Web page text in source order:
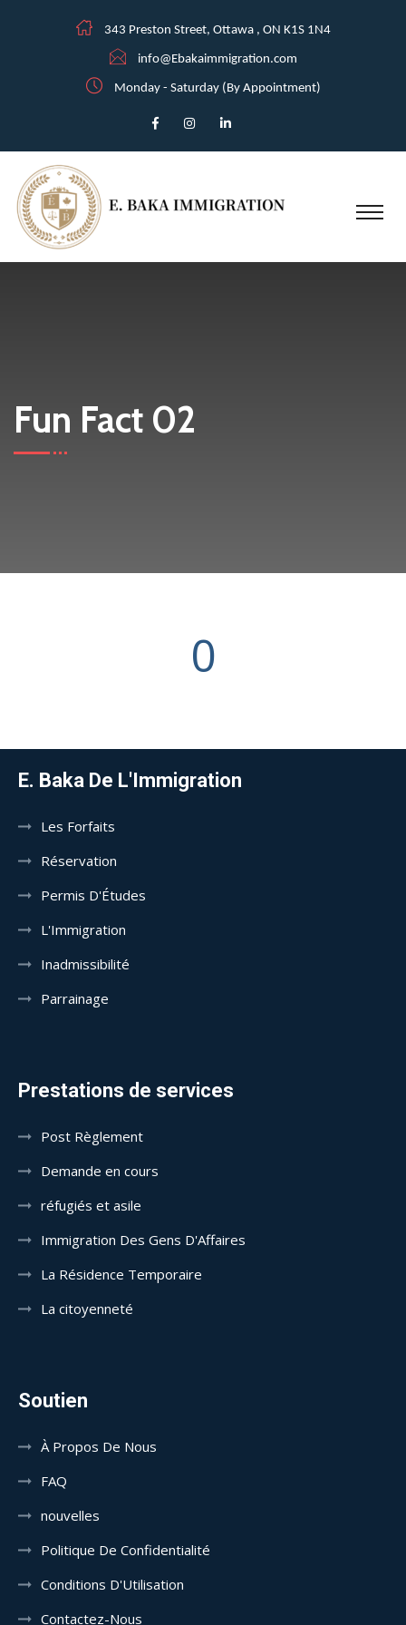
343 Preston Street, Ottawa , ON K1S 1N4
info@Ebakaimmigration.com
Monday - Saturday (By Appointment)
Fun Fact 02
0
E. Baka De L'Immigration
Les Forfaits
Réservation
Permis D'Études
L'Immigration
Inadmissibilité
Parrainage
Prestations de services
Post Règlement
Demande en cours
réfugiés et asile
Immigration Des Gens D'Affaires
La Résidence Temporaire
La citoyenneté
Soutien
À Propos De Nous
FAQ
nouvelles
Politique De Confidentialité
Conditions D'Utilisation
Contactez-Nous